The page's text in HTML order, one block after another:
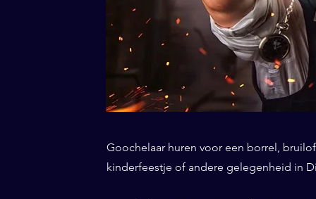
Goochelaar huren voor een borrel,
kinderfeestje of andere gelegenheid in